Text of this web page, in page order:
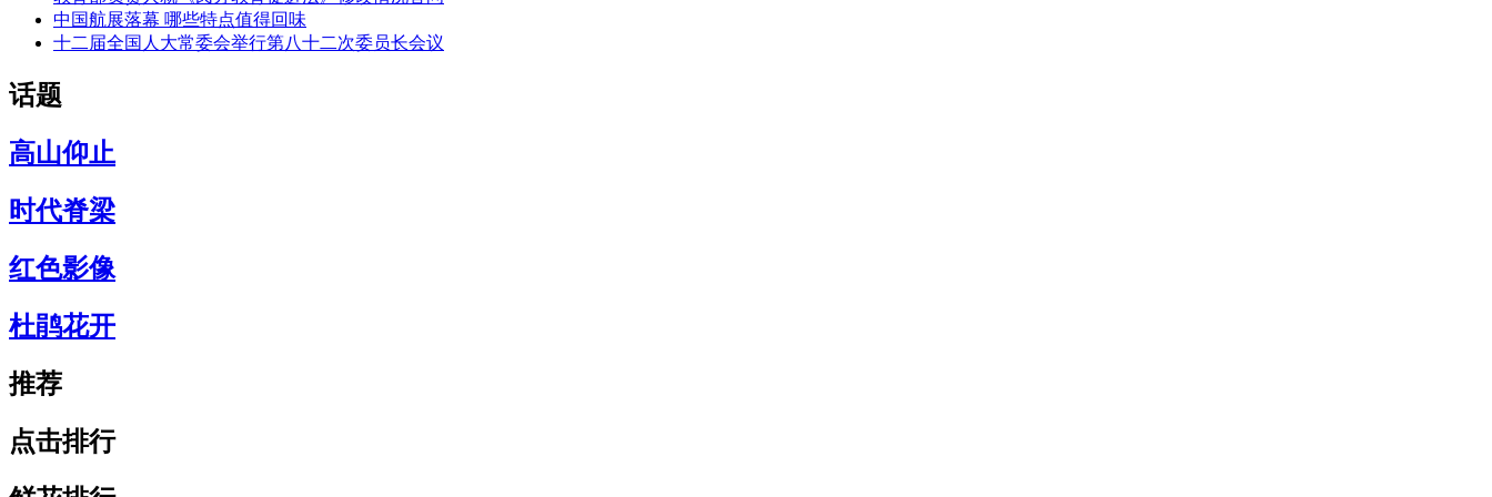
中国航展落幕 哪些特点值得回味
十二届全国人大常委会举行第八十二次委员长会议
话题
高山仰止
时代脊梁
红色影像
杜鹃花开
推荐
点击排行